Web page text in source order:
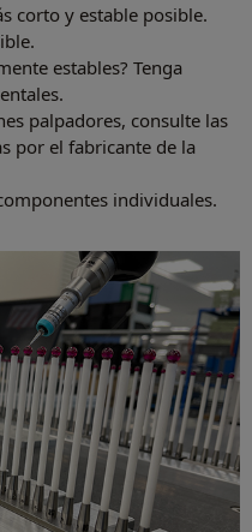
corto y estable posible.
estables? Tenga
palpadores, consulte las
por el fabricante de la
individuales.